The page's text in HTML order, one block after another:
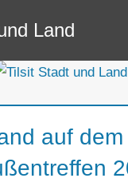
Land
auf dem